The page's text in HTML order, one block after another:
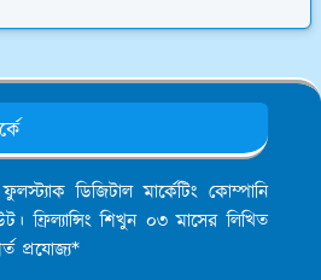
ডিজিটাল মার্কেটিং কোম্পানি
ফ্রিল্যান্সিং শিখুন ০৩ মাসের লিখিত
প্রযোজ্য*